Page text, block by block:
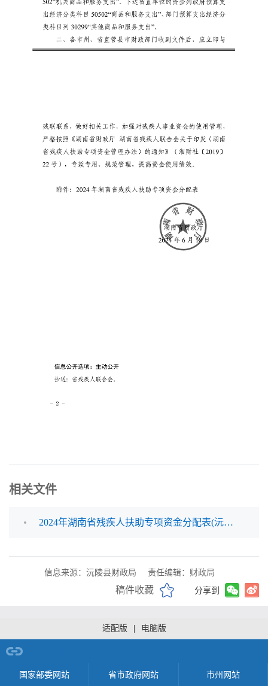
相关文件
2024年湖南省残疾人扶助专项资金分配表(沅陵县)0(4).xls
信息来源：沅陵县财政局 责任编辑：财政局
稿件收藏 分享到
适配版 电脑版
国家部委网站 省市政府网站 市州网站